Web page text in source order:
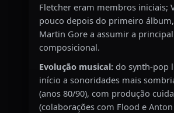
Fletcher eram membros iniciais;
pouco depois do primeiro
Martin Gore a assumir a
composicional.
Evolução musical:do synth-pop
início a sonoridades mais
(anos 80/90), com produção
(colaborações com Flood e